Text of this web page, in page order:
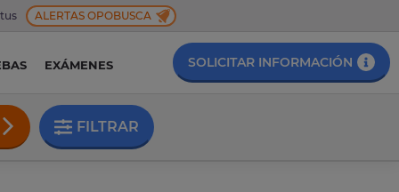
ALERTAS OPOBUSCA
EXÁMENES SOLICITAR INFORMACIÓN
FILTRAR